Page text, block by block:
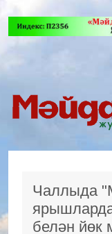
Чаллыда
белән йөк